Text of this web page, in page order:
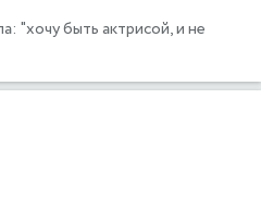
"хочу быть актрисой, и не